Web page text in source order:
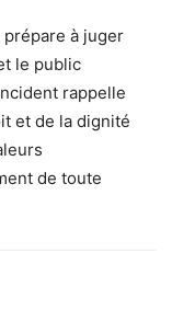
à juger
le public
rappelle
et de la dignité
de toute